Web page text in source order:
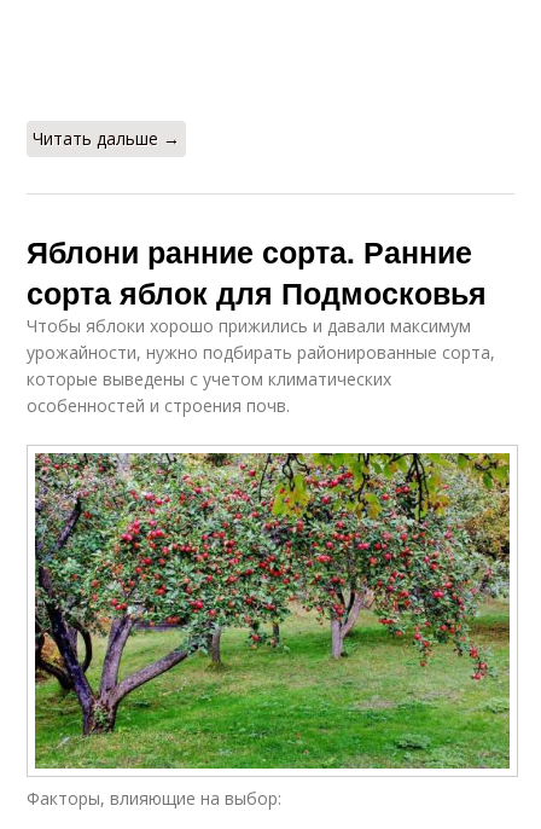
Читать дальше →
Яблони ранние сорта. Ранние
сорта яблок для Подмосковья
Чтобы яблоки хорошо прижились и давали максимум
урожайности, нужно подбирать районированные сорта,
которые выведены с учетом климатических
особенностей и строения почв.
Факторы, влияющие на выбор: